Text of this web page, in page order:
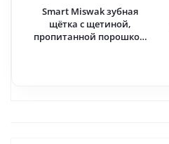
Smart Miswak зубная
щётка с щетиной,
пропитанной порошком